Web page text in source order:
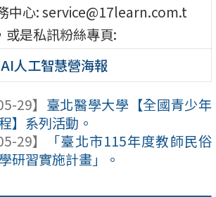
中心: service@17learn.com.t
或是私訊粉絲專頁:
AI人工智慧營海報
29】 臺北醫學大學【全國青少年
】系列活動。
29】
「臺北市115年度教師民俗
研習實施計畫」。